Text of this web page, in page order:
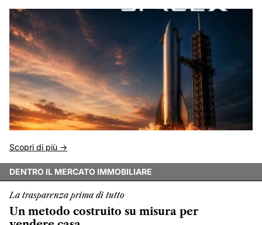
Scopri di più ->
DENTRO IL MERCATO IMMOBILIARE
La trasparenza prima di tutto
Un metodo costruito su misura per